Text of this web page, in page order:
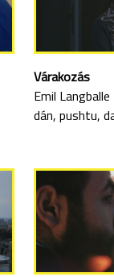
Várakozás
Emil Langballe
dán, pushtu,